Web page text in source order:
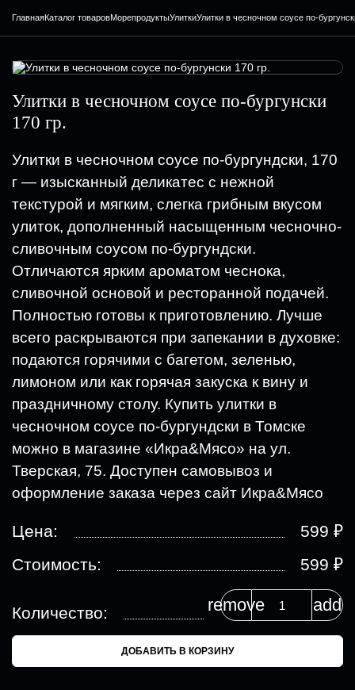
ГлавнаяКаталог товаровМорепродуктыУлиткиУлитки в чесночном соусе по-
Улитки в чесночном соусе по-бургунски
170 гр.
Улитки в чесночном соусе по-бургундски, 170
г — изысканный деликатес с нежной
текстурой и мягким, слегка грибным вкусом
улиток, дополненный насыщенным чесночно-
сливочным соусом по-бургундски.
Отличаются ярким ароматом чеснока,
сливочной основой и ресторанной подачей.
Полностью готовы к приготовлению. Лучше
всего раскрываются при запекании в духовке:
подаются горячими с багетом, зеленью,
лимоном или как горячая закуска к вину и
праздничному столу. Купить улитки в
чесночном соусе по-бургундски в Томске
можно в магазине «Икра&Мясо» на ул.
Тверская, 75. Доступен самовывоз и
оформление заказа через сайт Икра&Мясо
Цена: 599 ₽
Стоимость: 599 ₽
Количество: remove add
ДОБАВИТЬ В КОРЗИНУ